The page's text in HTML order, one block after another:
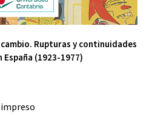
Rupturas y continuidades
(1923-1977)